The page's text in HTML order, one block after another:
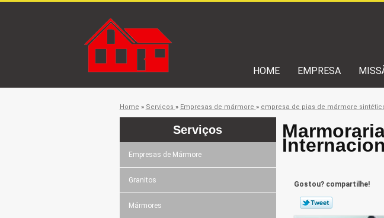
HOME EMPRESA
Home » Serviços » Empresas de mármore » empresa de pias de mármore
Serviços
Empresas de Mármore
Granitos
Mármores
Gostou? compartilhe!